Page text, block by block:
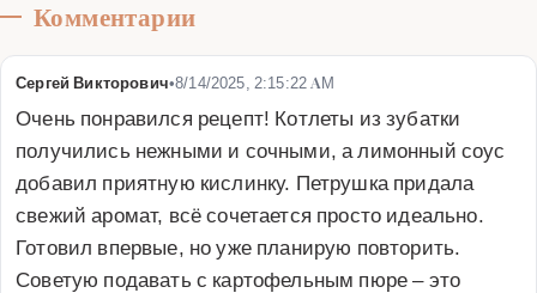
Комментарии
Сергей Викторович•8/14/2025, 2:15:22 AM
Очень понравился рецепт! Котлеты из зубатки
получились нежными и сочными, а лимонный соус
добавил приятную кислинку. Петрушка придала
свежий аромат, всё сочетается просто идеально.
Готовил впервые, но уже планирую повторить.
Советую подавать с картофельным пюре – это